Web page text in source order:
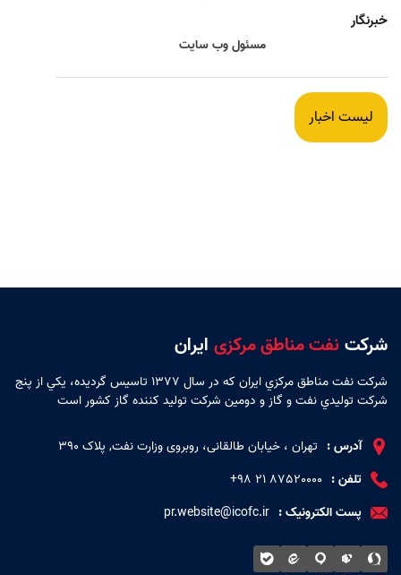
خبرنگار
مسئول وب سایت
لیست اخبار
شرکتنفت مناطق مرکزی ایران
شركت نفت مناطق مركزي ايران كه در سال 1377 تاسيس گرديده، يكي از پنج
شركت توليدي نفت و گاز و دومين شركت توليد كننده گاز كشور است
آدرس : تهران ، خیابان طالقانی، روبروی وزارت نفت, پلاک 390
تلفن : 87520000 ۲۱ ۹۸+
پست الکترونیک : pr.website@icofc.ir